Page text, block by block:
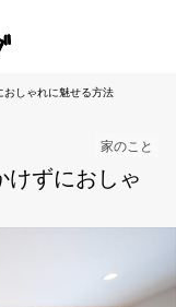
おしゃれに魅せる方法
家のこと
けずにおしゃ